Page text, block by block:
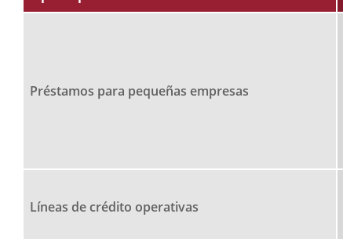
Préstamos para pequeñas empresas
Líneas de crédito operativas